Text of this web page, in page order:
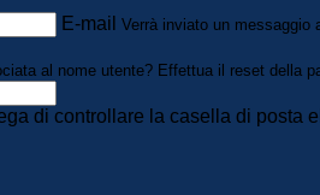
E-mail Verrà inviato un messaggio
al nome utente? Effettua il reset della
di controllare la casella di posta